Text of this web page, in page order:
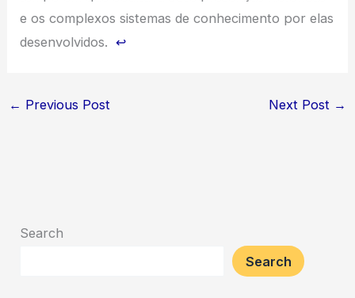
e os complexos sistemas de conhecimento por elas
desenvolvidos.↩︎
← Previous Post Next Post →
Search
Search